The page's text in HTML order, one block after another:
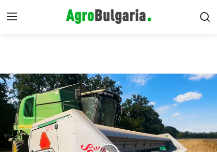
Интервюта
Предавания
Новини
Новини за българското земеделие и животновъдство